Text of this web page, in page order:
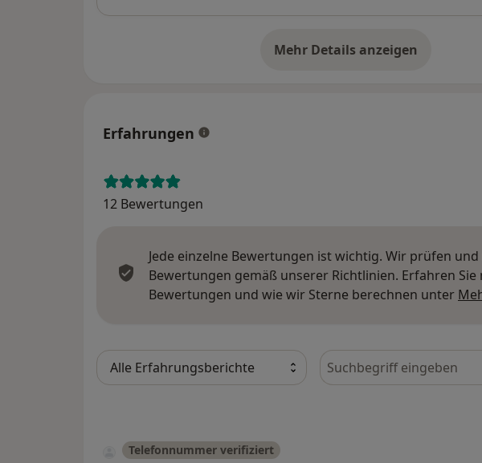
Mehr Details anzeigen
über die Adresse
Erfahrungen
12 Bewertungen
Jede einzelne Bewertungen ist wichtig. Wir prüfen
Bewertungen gemäß unserer Richtlinien. Erfahren
Bewertungen und wie wir Sterne berechnen unter
Bewertungen
Telefonnummer verifiziert